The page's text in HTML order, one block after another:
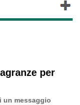
per
un messaggio